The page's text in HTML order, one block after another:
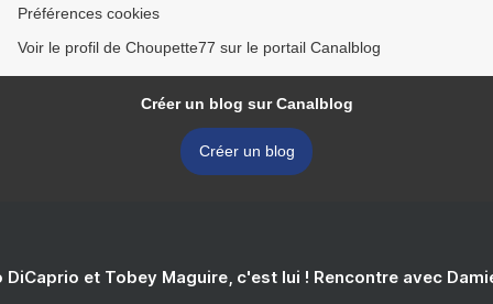
Préférences cookies
Voir le profil de Choupette77 sur le portail Canalblog
Créer un blog sur Canalblog
Créer un blog
DiCaprio et Tobey Maguire, c'est lui ! Rencontre avec